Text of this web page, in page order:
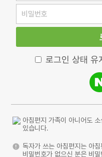
로그인 상태 유
아침편지 가족이 아니어도
있습니다.
독자가 쓰는 아침편지는 아
비밀번호가 없으신 분은 비